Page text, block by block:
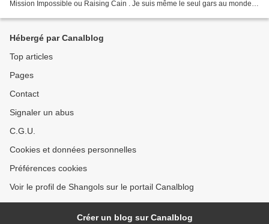
Mission Impossible ou Raising Cain . Je suis même le seul gars au monde à
Hébergé par Canalblog
Top articles
Pages
Contact
Signaler un abus
C.G.U.
Cookies et données personnelles
Préférences cookies
Voir le profil de Shangols sur le portail Canalblog
Créer un blog sur Canalblog